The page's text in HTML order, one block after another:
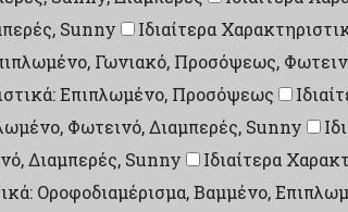
Sunny
Ιδιαίτερα
Γωνιακό, Προσόψεως,
Επιπλωμένο, Προσόψεως
Φωτεινό, Διαμπερές, Sunny
Διαμπερές, Sunny
Ιδιαίτερα
Οροφοδιαμέρισμα, Βαμμένο,